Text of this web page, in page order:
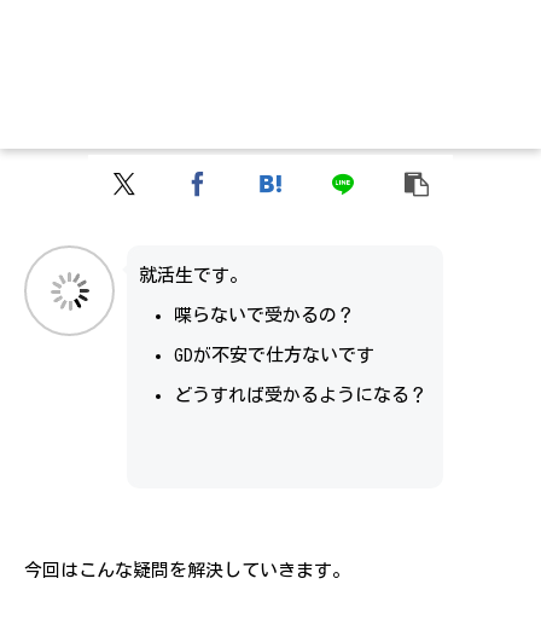
就活生です。
喋らないで受かるの？
GDが不安で仕方ないです
どうすれば受かるようになる？
今回はこんな疑問を解決していきます。